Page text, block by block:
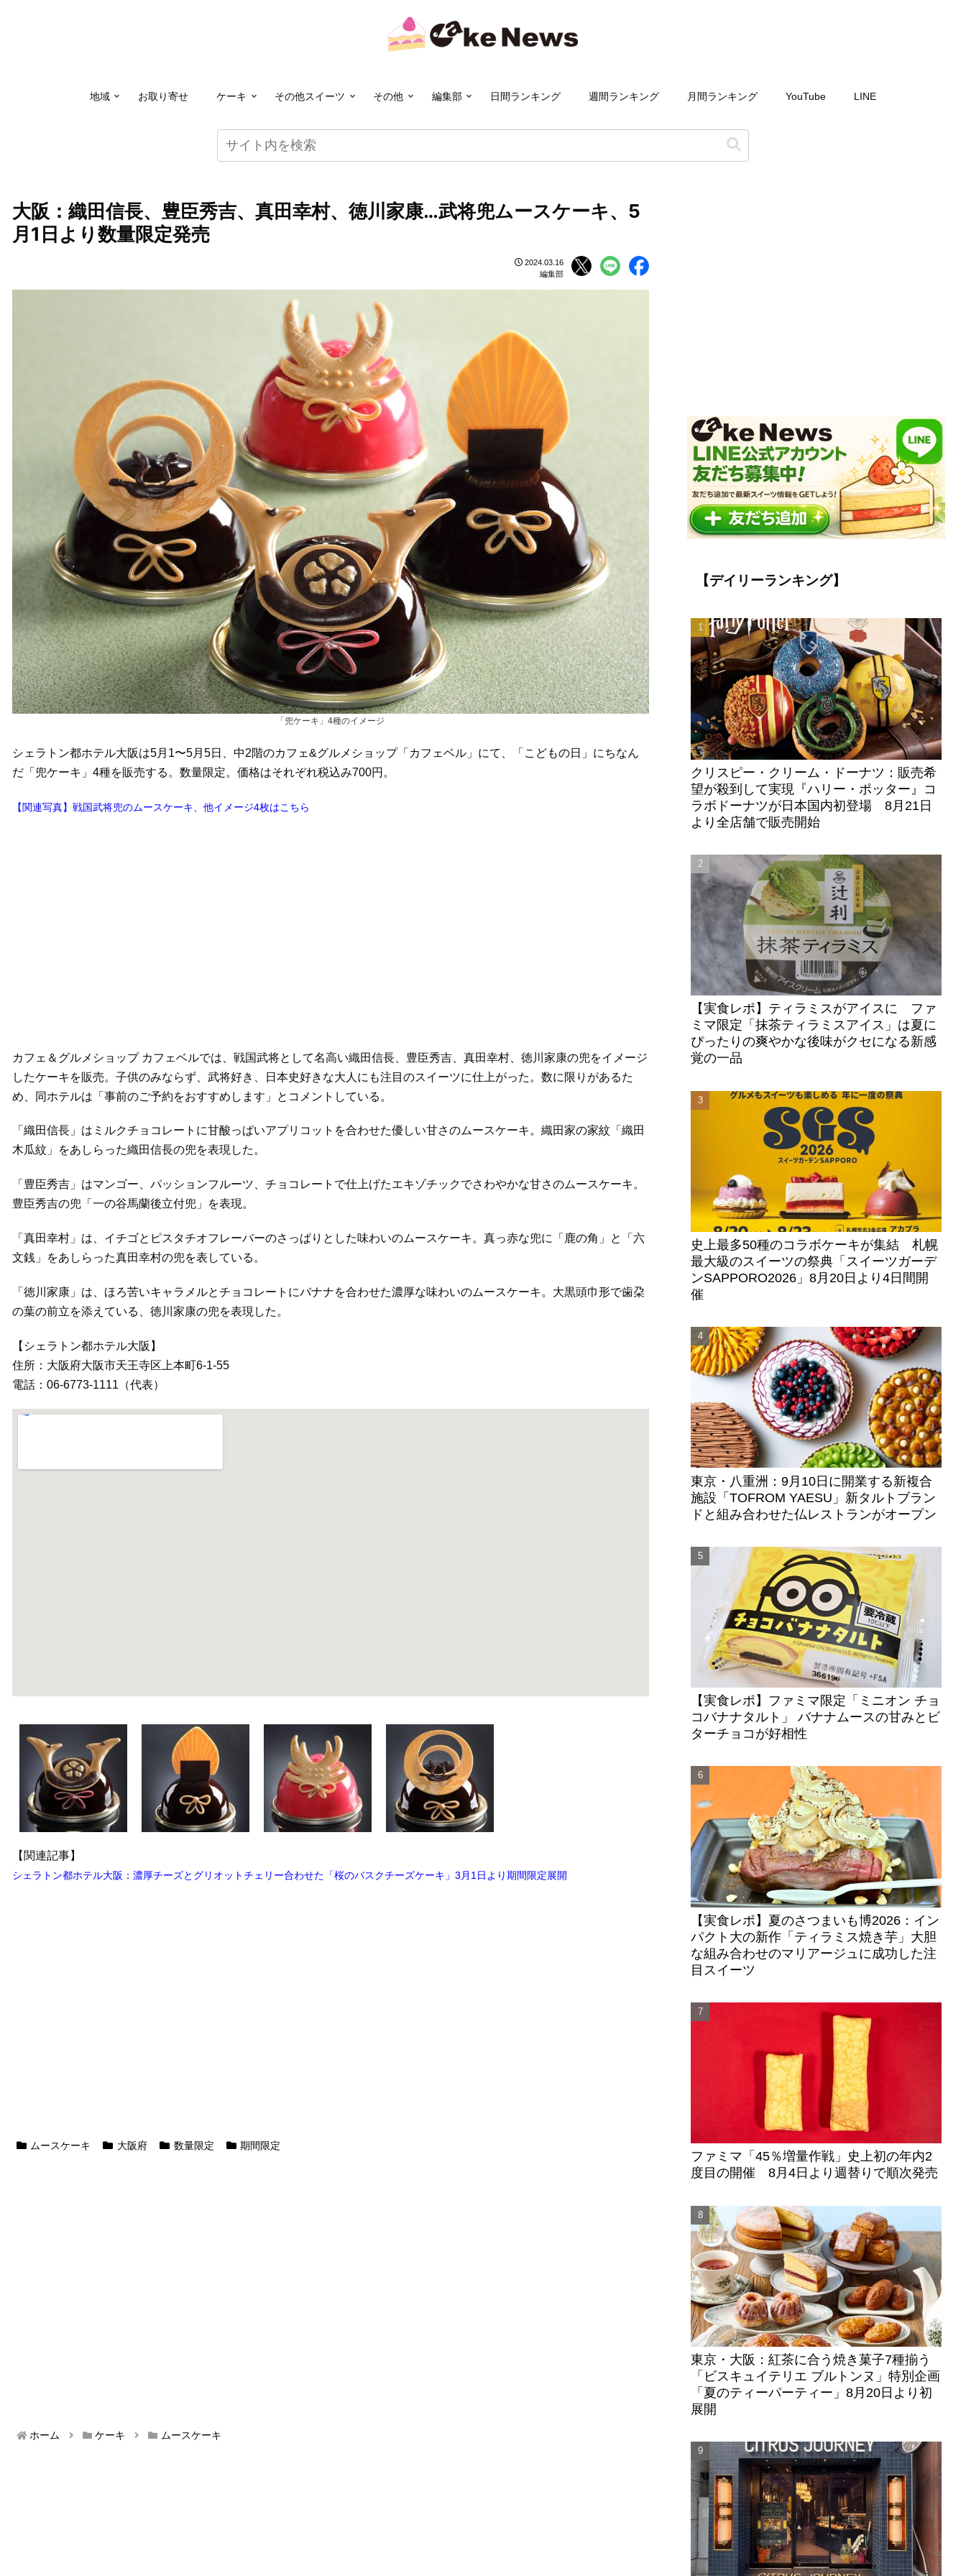
地域 お取り寄せ ケーキ その他スイーツ その他 編集部 日間ランキング 週間ランキング 月間ランキング YouTube LINE
大阪：織田信長、豊臣秀吉、真田幸村、徳川家康…武将兜ムースケーキ、5
月1日より数量限定発売
2024.03.16
編集部
「兜ケーキ」4種のイメージ
シェラトン都ホテル大阪は5月1〜5月5日、中2階のカフェ&グルメショップ「カフェベル」にて、「こどもの日」にちなん
だ「兜ケーキ」4種を販売する。数量限定。価格はそれぞれ税込み700円。
【関連写真】戦国武将兜のムースケーキ、他イメージ4枚はこちら
カフェ＆グルメショップ カフェベルでは、戦国武将として名高い織田信長、豊臣秀吉、真田幸村、徳川家康の兜をイメージ
したケーキを販売。子供のみならず、武将好き、日本史好きな大人にも注目のスイーツに仕上がった。数に限りがあるた
め、同ホテルは「事前のご予約をおすすめします」とコメントしている。
「織田信長」はミルクチョコレートに甘酸っぱいアプリコットを合わせた優しい甘さのムースケーキ。織田家の家紋「織田
木瓜紋」をあしらった織田信長の兜を表現した。
「豊臣秀吉」はマンゴー、パッションフルーツ、チョコレートで仕上げたエキゾチックでさわやかな甘さのムースケーキ。
豊臣秀吉の兜「一の谷馬蘭後立付兜」を表現。
「真田幸村」は、イチゴとピスタチオフレーバーのさっぱりとした味わいのムースケーキ。真っ赤な兜に「鹿の角」と「六
文銭」をあしらった真田幸村の兜を表している。
「徳川家康」は、ほろ苦いキャラメルとチョコレートにバナナを合わせた濃厚な味わいのムースケーキ。大黒頭巾形で歯朶
の葉の前立を添えている、徳川家康の兜を表現した。
【シェラトン都ホテル大阪】
住所：大阪府大阪市天王寺区上本町6-1-55
電話：06-6773-1111（代表）
【関連記事】
シェラトン都ホテル大阪：濃厚チーズとグリオットチェリー合わせた「桜のバスクチーズケーキ」3月1日より期間限定展開
ムースケーキ 大阪府 数量限定 期間限定
ホーム ケーキ ムースケーキ
【デイリーランキング】
クリスピー・クリーム・ドーナツ：販売希
望が殺到して実現『ハリー・ポッター』コ
ラボドーナツが日本国内初登場 8月21日
より全店舗で販売開始
【実食レポ】ティラミスがアイスに ファ
ミマ限定「抹茶ティラミスアイス」は夏に
ぴったりの爽やかな後味がクセになる新感
覚の一品
史上最多50種のコラボケーキが集結 札幌
最大級のスイーツの祭典「スイーツガーデ
ンSAPPORO2026」8月20日より4日間開
催
東京・八重洲：9月10日に開業する新複合
施設「TOFROM YAESU」新タルトブラン
ドと組み合わせた仏レストランがオープン
【実食レポ】ファミマ限定「ミニオン チョ
コバナナタルト」 バナナムースの甘みとビ
ターチョコが好相性
【実食レポ】夏のさつまいも博2026：イン
パクト大の新作「ティラミス焼き芋」大胆
な組み合わせのマリアージュに成功した注
目スイーツ
ファミマ「45％増量作戦」史上初の年内2
度目の開催 8月4日より週替りで順次発売
東京・大阪：紅茶に合う焼き菓子7種揃う
「ビスキュイテリエ ブルトンヌ」特別企画
「夏のティーパーティー」8月20日より初
展開